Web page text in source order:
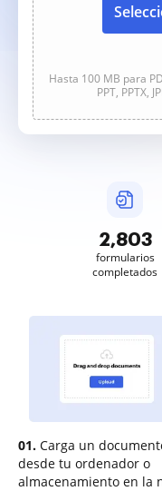
Hasta 100 MB para
PPT, PPTX,
2,803
formularios
completados
01. Carga un
desde tu ordenador o
almacenamiento en la